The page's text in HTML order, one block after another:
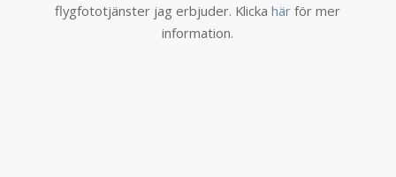
flygfototjänster jag erbjuder. Klickahär för mer
information.